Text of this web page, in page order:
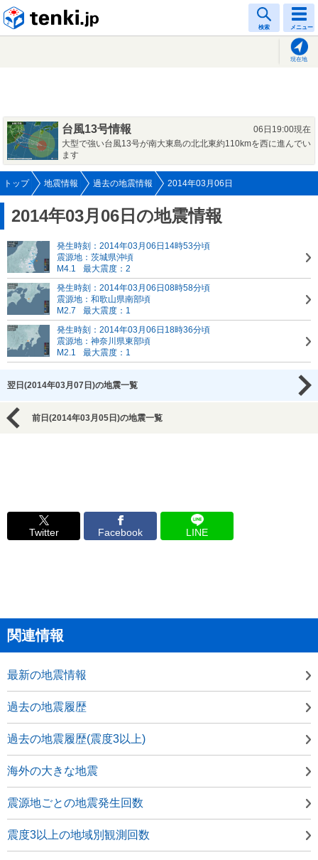
検索 メニュー
現在地
台風13号情報
06日19:00現在
大型で強い台風13号が南大東島の北北東約110kmを西に進んでい
ます
トップ 地震情報 過去の地震情報 2014年03月06日
2014年03月06日の地震情報
発生時刻：2014年03月06日14時53分頃
震源地：茨城県沖頃
M4.1
最大震度：2
発生時刻：2014年03月06日08時58分頃
震源地：和歌山県南部頃
M2.7
最大震度：1
発生時刻：2014年03月06日18時36分頃
震源地：神奈川県東部頃
M2.1
最大震度：1
翌日(2014年03月07日)の地震一覧
前日(2014年03月05日)の地震一覧
Twitter Facebook LINE
関連情報
最新の地震情報
過去の地震履歴
過去の地震履歴(震度3以上)
海外の大きな地震
震源地ごとの地震発生回数
震度3以上の地域別観測回数